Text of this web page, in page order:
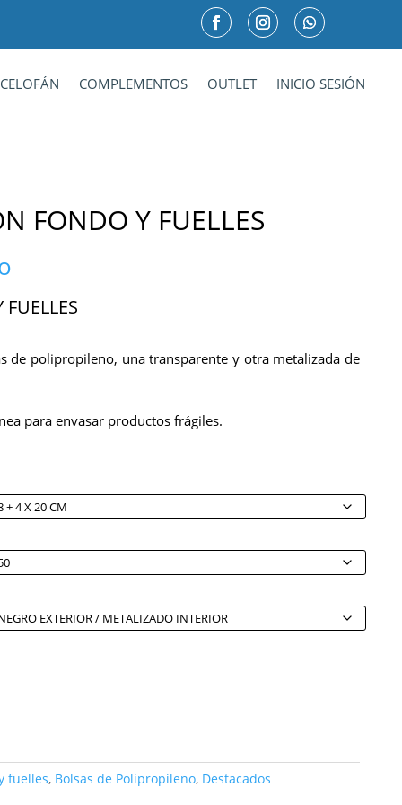
CELOFÁN COMPLEMENTOS OUTLET INICIO SESIÓN
FONDO Y FUELLES
de polipropileno, una transparente y otra metalizada de
para envasar productos frágiles.
fuelles, Bolsas de Polipropileno, Destacados